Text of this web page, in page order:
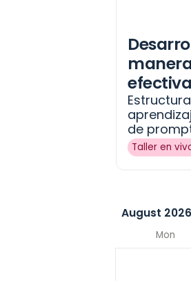
de
Taller en
August 2026
Mon